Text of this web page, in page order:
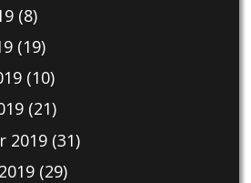
(8)
(19)
(10)
(21)
2019(31)
(29)